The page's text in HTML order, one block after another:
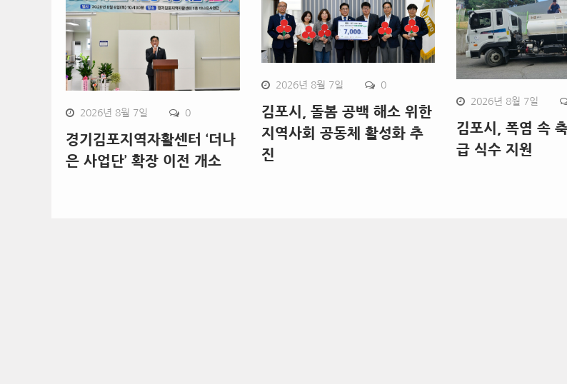
2026년 8월 7일 0
경기김포지역자활센터 ‘더나
은 사업단’ 확장 이전 개소
2026년 8월 7일 0
김포시, 돌봄 공백 해소 위한
지역사회 공동체 활성화 추
진
2026년 8월 7일
김포시, 폭염 속
급 식수 지원